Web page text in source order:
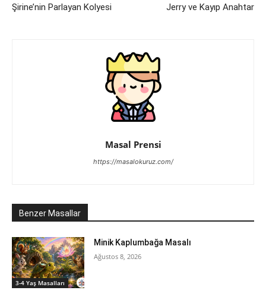
Şirine’nin Parlayan Kolyesi Jerry ve Kayıp Anahtar
Masal Prensi
https://masalokuruz.com/
Benzer Masallar
3-4 Yaş Masalları
Minik Kaplumbağa Masalı
Ağustos 8, 2026